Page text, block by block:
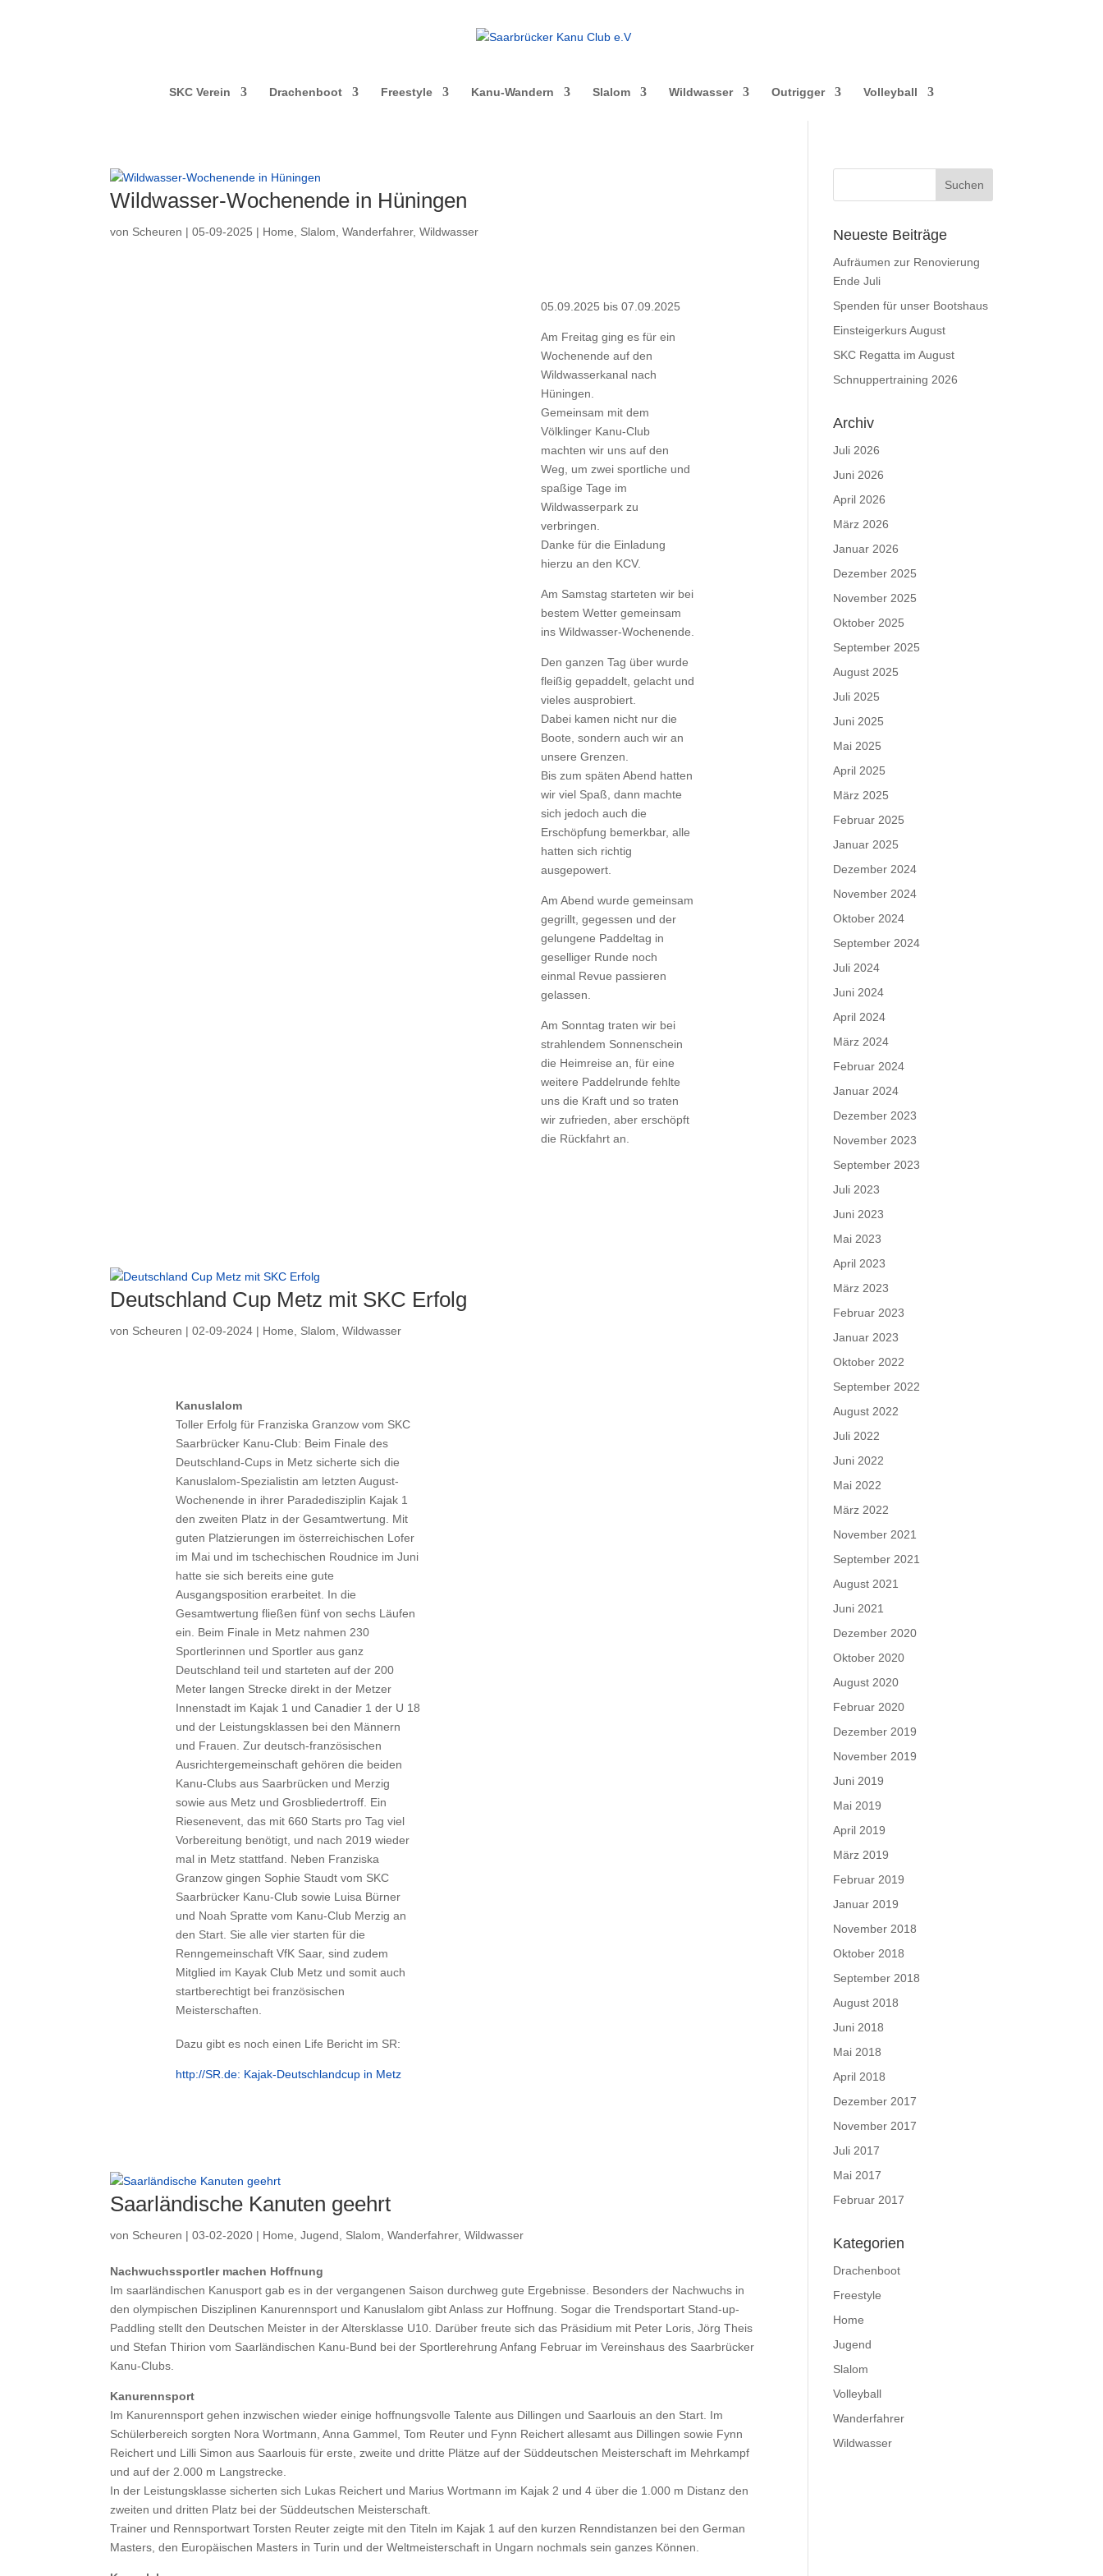
SKC Verein Drachenboot Freestyle Kanu-Wandern Slalom Wildwasser Outrigger Volleyball
Wildwasser-Wochenende in Hüningen
von Scheuren |05-09-2025 | Home Slalom ,Wanderfahrer,Wildwasser
05.09.2025 bis 07.09.2025
Am Freitag ging es für ein
Wochenende auf den
Wildwasserkanal nach
Hüningen.
Gemeinsam mit dem
Völklinger Kanu-Club
machten wir uns auf den
Weg, um zwei sportliche und
spaßige Tage im
Wildwasserpark zu
verbringen.
Danke für die Einladung
hierzu an den KCV.
Am Samstag starteten wir bei
bestem Wetter gemeinsam
ins Wildwasser-Wochenende.
Den ganzen Tag über wurde
fleißig gepaddelt, gelacht und
vieles ausprobiert.
Dabei kamen nicht nur die
Boote, sondern auch wir an
unsere Grenzen.
Bis zum späten Abend hatten
wir viel Spaß, dann machte
sich jedoch auch die
Erschöpfung bemerkbar, alle
hatten sich richtig
ausgepowert.
Am Abend wurde gemeinsam
gegrillt, gegessen und der
gelungene Paddeltag in
geselliger Runde noch
einmal Revue passieren
gelassen.
Am Sonntag traten wir bei
strahlendem Sonnenschein
die Heimreise an, für eine
weitere Paddelrunde fehlte
uns die Kraft und so traten
wir zufrieden, aber erschöpft
die Rückfahrt an.
Deutschland Cup Metz mit SKC Erfolg
von Scheuren |02-09-2024 | Home Slalom ,Wildwasser
Kanuslalom
Toller Erfolg für Franziska Granzow vom SKC
Saarbrücker Kanu-Club: Beim Finale des
Deutschland-Cups in Metz sicherte sich die
Kanuslalom-Spezialistin am letzten August-
Wochenende in ihrer Paradedisziplin Kajak 1
den zweiten Platz in der Gesamtwertung. Mit
guten Platzierungen im österreichischen Lofer
im Mai und im tschechischen Roudnice im Juni
hatte sie sich bereits eine gute
Ausgangsposition erarbeitet. In die
Gesamtwertung fließen fünf von sechs Läufen
ein. Beim Finale in Metz nahmen 230
Sportlerinnen und Sportler aus ganz
Deutschland teil und starteten auf der 200
Meter langen Strecke direkt in der Metzer
Innenstadt im Kajak 1 und Canadier 1 der U 18
und der Leistungsklassen bei den Männern
und Frauen. Zur deutsch-französischen
Ausrichtergemeinschaft gehören die beiden
Kanu-Clubs aus Saarbrücken und Merzig
sowie aus Metz und Grosbliedertroff. Ein
Riesenevent, das mit 660 Starts pro Tag viel
Vorbereitung benötigt, und nach 2019 wieder
mal in Metz stattfand. Neben Franziska
Granzow gingen Sophie Staudt vom SKC
Saarbrücker Kanu-Club sowie Luisa Bürner
und Noah Spratte vom Kanu-Club Merzig an
den Start. Sie alle vier starten für die
Renngemeinschaft VfK Saar, sind zudem
Mitglied im Kayak Club Metz und somit auch
startberechtigt bei französischen
Meisterschaften.
Dazu gibt es noch einen Life Bericht im SR:
http://SR.de: Kajak-Deutschlandcup in Metz
Saarländische Kanuten geehrt
von Scheuren |03-02-2020 | Home,Jugend, Slalom,Wanderfahrer,Wildwasser
Nachwuchssportler machen Hoffnung
Im saarländischen Kanusport gab es in der vergangenen Saison durchweg gute Ergebnisse. Besonders der Nachwuchs in
den olympischen Disziplinen Kanurennsport und Kanuslalom gibt Anlass zur Hoffnung. Sogar die Trendsportart Stand-up-
Paddling stellt den Deutschen Meister in der Altersklasse U10. Darüber freute sich das Präsidium mit Peter Loris, Jörg Theis
und Stefan Thirion vom Saarländischen Kanu-Bund bei der Sportlerehrung Anfang Februar im Vereinshaus des Saarbrücker
Kanu-Clubs.
Kanurennsport
Im Kanurennsport gehen inzwischen wieder einige hoffnungsvolle Talente aus Dillingen und Saarlouis an den Start. Im
Schülerbereich sorgten Nora Wortmann, Anna Gammel, Tom Reuter und Fynn Reichert allesamt aus Dillingen sowie Fynn
Reichert und Lilli Simon aus Saarlouis für erste, zweite und dritte Plätze auf der Süddeutschen Meisterschaft im Mehrkampf
und auf der 2.000 m Langstrecke.
In der Leistungsklasse sicherten sich Lukas Reichert und Marius Wortmann im Kajak 2 und 4 über die 1.000 m Distanz den
zweiten und dritten Platz bei der Süddeutschen Meisterschaft.
Trainer und Rennsportwart Torsten Reuter zeigte mit den Titeln im Kajak 1 auf den kurzen Renndistanzen bei den German
Masters, den Europäischen Masters in Turin und der Weltmeisterschaft in Ungarn nochmals sein ganzes Können.
Neueste Beiträge
Aufräumen zur Renovierung
Ende Juli
Spenden für unser Bootshaus
Einsteigerkurs August
SKC Regatta im August
Schnuppertraining 2026
Archiv
Juli 2026
Juni 2026
April 2026
März 2026
Januar 2026
Dezember 2025
November 2025
Oktober 2025
September 2025
August 2025
Juli 2025
Juni 2025
Mai 2025
April 2025
März 2025
Februar 2025
Januar 2025
Dezember 2024
November 2024
Oktober 2024
September 2024
Juli 2024
Juni 2024
April 2024
März 2024
Februar 2024
Januar 2024
Dezember 2023
November 2023
September 2023
Juli 2023
Juni 2023
Mai 2023
April 2023
März 2023
Februar 2023
Januar 2023
Oktober 2022
September 2022
August 2022
Juli 2022
Juni 2022
Mai 2022
März 2022
November 2021
September 2021
August 2021
Juni 2021
Dezember 2020
Oktober 2020
August 2020
Februar 2020
Dezember 2019
November 2019
Juni 2019
Mai 2019
April 2019
März 2019
Februar 2019
Januar 2019
November 2018
Oktober 2018
September 2018
August 2018
Juni 2018
Mai 2018
April 2018
Dezember 2017
November 2017
Juli 2017
Mai 2017
Februar 2017
Kategorien
Drachenboot
Freestyle
Home
Jugend
Slalom
Volleyball
Wanderfahrer
Wildwasser